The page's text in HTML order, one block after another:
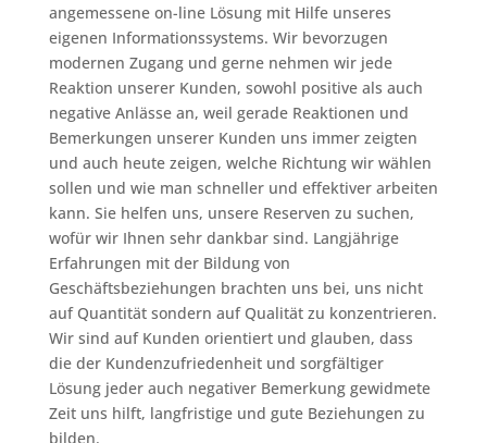
angemessene on-line Lösung mit Hilfe unseres
eigenen Informationssystems. Wir bevorzugen
modernen Zugang und gerne nehmen wir jede
Reaktion unserer Kunden, sowohl positive als auch
negative Anlässe an, weil gerade Reaktionen und
Bemerkungen unserer Kunden uns immer zeigten
und auch heute zeigen, welche Richtung wir wählen
sollen und wie man schneller und effektiver arbeiten
kann. Sie helfen uns, unsere Reserven zu suchen,
wofür wir Ihnen sehr dankbar sind. Langjährige
Erfahrungen mit der Bildung von
Geschäftsbeziehungen brachten uns bei, uns nicht
auf Quantität sondern auf Qualität zu konzentrieren.
Wir sind auf Kunden orientiert und glauben, dass
die der Kundenzufriedenheit und sorgfältiger
Lösung jeder auch negativer Bemerkung gewidmete
Zeit uns hilft, langfristige und gute Beziehungen zu
bilden.